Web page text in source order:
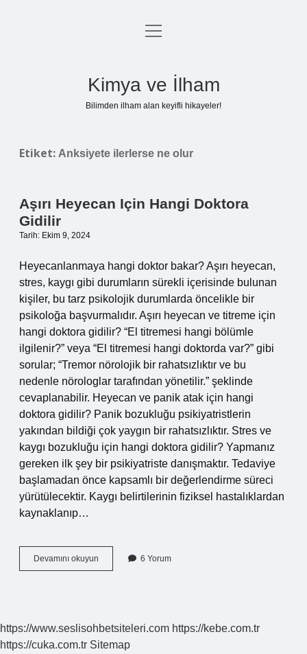
Anasayfa
menüyü
Kimya ve İlham
Bilimden ilham alan keyifli hikayeler!
Etiket: Anksiyete ilerlerse ne olur
Aşırı Heyecan Için Hangi Doktora
Gidilir
Tarih: Ekim 9, 2024
Heyecanlanmaya hangi doktor bakar? Aşırı heyecan,
stres, kaygı gibi durumların sürekli içerisinde bulunan
kişiler, bu tarz psikolojik durumlarda öncelikle bir
psikoloğa başvurmalıdır. Aşırı heyecan ve titreme için
hangi doktora gidilir? “El titremesi hangi bölümle
ilgilenir?” veya “El titremesi hangi doktorda var?” gibi
sorular; “Tremor nörolojik bir rahatsızlıktır ve bu
nedenle nörologlar tarafından yönetilir.” şeklinde
cevaplanabilir. Heyecan ve panik atak için hangi
doktora gidilir? Panik bozukluğu psikiyatristlerin
yakından bildiği çok yaygın bir rahatsızlıktır. Stres ve
kaygı bozukluğu için hangi doktora gidilir? Yapmanız
gereken ilk şey bir psikiyatriste danışmaktır. Tedaviye
başlamadan önce kapsamlı bir değerlendirme süreci
yürütülecektir. Kaygı belirtilerinin fiziksel hastalıklardan
kaynaklanıp…
Devamını okuyun
Heyecan
6 Yorum
https://www.seslisohbetsiteleri.com https://kebe.com.tr
https://cuka.com.tr Sitemap